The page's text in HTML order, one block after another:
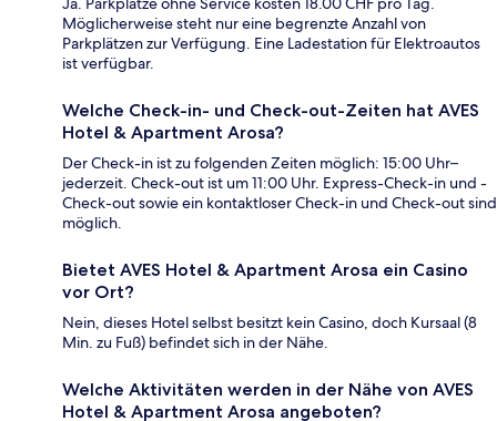
Möglicherweise steht nur eine begrenzte Anzahl von
Parkplätzen zur Verfügung. Eine Ladestation für Elektroautos
ist verfügbar.
Welche Check-in- und Check-out-Zeiten hat AVES
Hotel & Apartment Arosa?
Der Check-in ist zu folgenden Zeiten möglich: 15:00 Uhr–
jederzeit. Check-out ist um 11:00 Uhr. Express-Check-in und -
Check-out sowie ein kontaktloser Check-in und Check-out sind
möglich.
Bietet AVES Hotel & Apartment Arosa ein Casino
vor Ort?
Nein, dieses Hotel selbst besitzt kein Casino, doch Kursaal (8
Min. zu Fuß) befindet sich in der Nähe.
Welche Aktivitäten werden in der Nähe von AVES
Hotel & Apartment Arosa angeboten?